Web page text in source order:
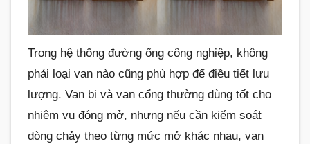
Trong hệ thống đường ống công nghiệp, không
phải loại van nào cũng phù hợp để điều tiết lưu
lượng. Van bi và van cổng thường dùng tốt cho
nhiệm vụ đóng mở, nhưng nếu cần kiểm soát
dòng chảy theo từng mức mở khác nhau, van